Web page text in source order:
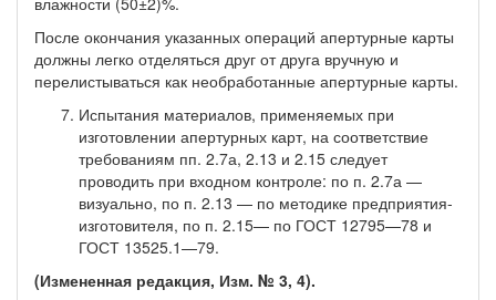
После окончания указанных операций апертурные карты
долж­ны легко отделяться друг от друга вручную и
перелистываться как необработанные апертурные карты.
Испытания материалов, применяемых при
изготовлении апертурных карт, на соответствие
требованиям пп. 2.7а, 2.13 и 2.15 следует
проводить при входном контроле: по п. 2.7а —
визуально, по п. 2.13 — по методике предприятия-
изготовителя, по п. 2.15— по ГОСТ 12795—78 и
ГОСТ 13525.1—79.
(Измененная редакция, Изм. № 3, 4).